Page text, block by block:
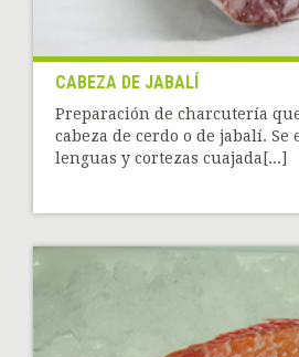
CABEZA DE JABALÍ
Preparación de charcutería
cabeza de cerdo o de jabalí. Se
lenguas y cortezas cuajada[...]